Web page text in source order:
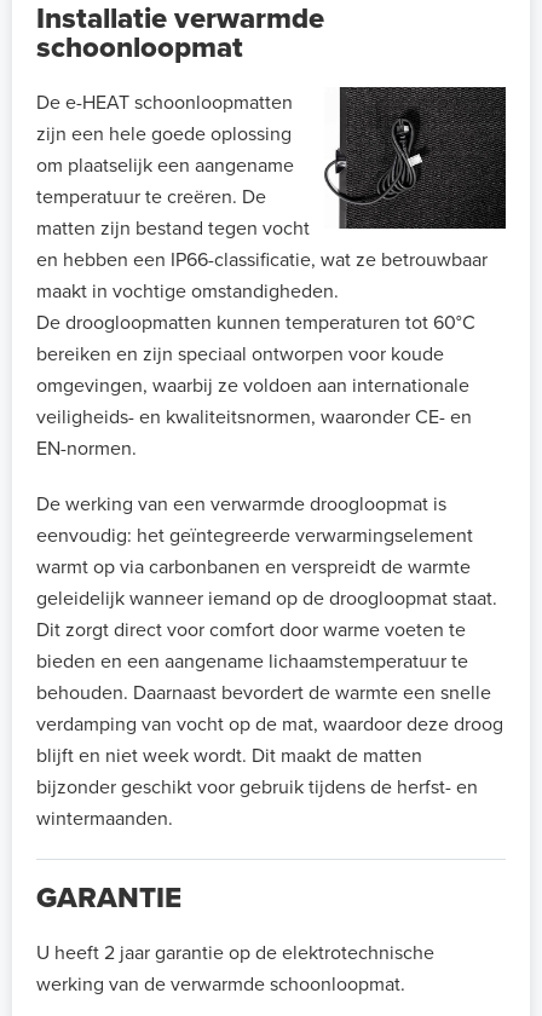
Installatie verwarmde
schoonloopmat
De e-HEAT schoonloopmatten
zijn een hele goede oplossing
om plaatselijk een aangename
temperatuur te creëren. De
matten zijn bestand tegen vocht
en hebben een IP66-classificatie, wat ze betrouwbaar
maakt in vochtige omstandigheden.
De droogloopmatten kunnen temperaturen tot 60°C
bereiken en zijn speciaal ontworpen voor koude
omgevingen, waarbij ze voldoen aan internationale
veiligheids- en kwaliteitsnormen, waaronder CE- en
EN-normen.
De werking van een verwarmde droogloopmat is
eenvoudig: het geïntegreerde verwarmingselement
warmt op via carbonbanen en verspreidt de warmte
geleidelijk wanneer iemand op de droogloopmat staat.
Dit zorgt direct voor comfort door warme voeten te
bieden en een aangename lichaamstemperatuur te
behouden. Daarnaast bevordert de warmte een snelle
verdamping van vocht op de mat, waardoor deze droog
blijft en niet week wordt. Dit maakt de matten
bijzonder geschikt voor gebruik tijdens de herfst- en
wintermaanden.
GARANTIE
U heeft 2 jaar garantie op de elektrotechnische
werking van de verwarmde schoonloopmat.